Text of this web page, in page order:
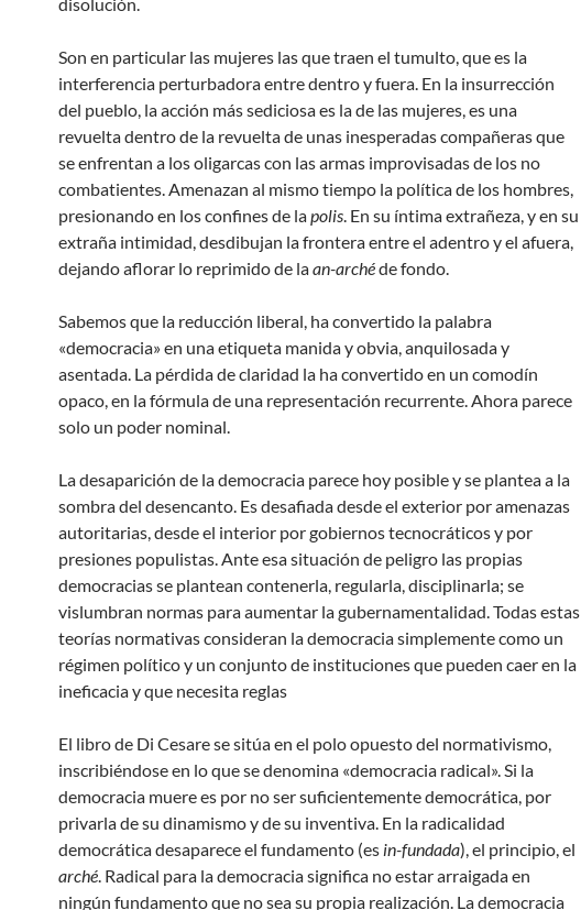
Son en particular las mujeres las que traen el tumulto, que es la
interferencia perturbadora entre dentro y fuera. En la insurrección
del pueblo, la acción más sediciosa es la de las mujeres, es una
revuelta dentro de la revuelta de unas inesperadas compañeras que
se enfrentan a los oligarcas con las armas improvisadas de los no
combatientes. Amenazan al mismo tiempo la política de los hombres,
presionando en los confines de lapolis. En su íntima extrañeza, y en su
extraña intimidad, desdibujan la frontera entre el adentro y el afuera,
dejando aflorar lo reprimido de laan-archéde fondo.
Sabemos que la reducción liberal, ha convertido la palabra
«democracia» en una etiqueta manida y obvia, anquilosada y
asentada. La pérdida de claridad la ha convertido en un comodín
opaco, en la fórmula de una representación recurrente. Ahora parece
solo un poder nominal.
La desaparición de la democracia parece hoy posible y se plantea a la
sombra del desencanto. Es desafiada desde el exterior por amenazas
autoritarias, desde el interior por gobiernos tecnocráticos y por
presiones populistas. Ante esa situación de peligro las propias
democracias se plantean contenerla, regularla, disciplinarla; se
vislumbran normas para aumentar la gubernamentalidad. Todas estas
teorías normativas consideran la democracia simplemente como un
régimen político y un conjunto de instituciones que pueden caer en la
ineficacia y que necesita reglas
El libro de Di Cesare se sitúa en el polo opuesto del normativismo,
inscribiéndose en lo que se denomina «democracia radical». Si la
democracia muere es por no ser suficientemente democrática, por
privarla de su dinamismo y de su inventiva. En la radicalidad
democrática desaparece el fundamento (es in-fundada), el principio, el
arché. Radical para la democracia significa no estar arraigada en
ningún fundamento que no sea su propia realización. La democracia